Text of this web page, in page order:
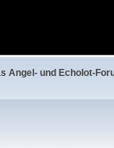
Angel- und Echolot-